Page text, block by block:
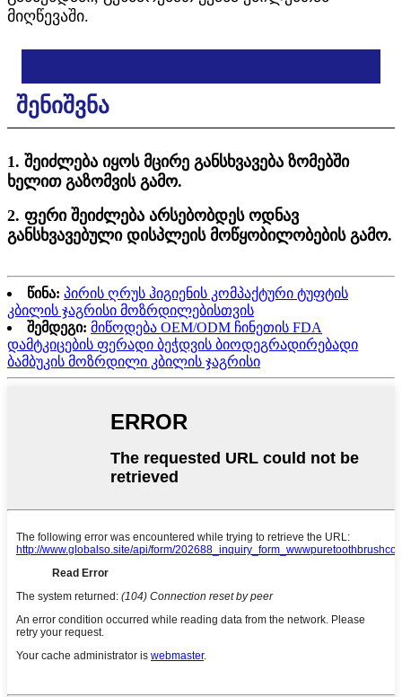
მიღწევაში.
შენიშვნა
1. შეიძლება იყოს მცირე განსხვავება ზომებში
ხელით გაზომვის გამო.
2. ფერი შეიძლება არსებობდეს ოდნავ
განსხვავებული დისპლეის მოწყობილობების გამო.
წინა: პირის ღრუს ჰიგიენის კომპაქტური ტუფტის
კბილის ჯაგრისი მოზრდილებისთვის
შემდეგი: მიწოდება OEM/ODM ჩინეთის FDA
დამტკიცების ფერადი ბეჭდვის ბიოდეგრადირებადი
ბამბუკის მოზრდილი კბილის ჯაგრისი